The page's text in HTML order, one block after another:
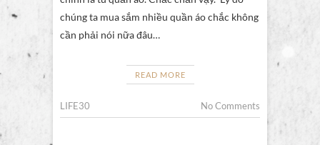
chúng ta mua sắm nhiều quần áo chắc không
cần phải nói nữa đâu…
READ MORE
LIFE30 No Comments